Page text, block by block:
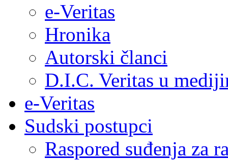
e-Veritas
Hronika
Autorski članci
D.I.C. Veritas u
e-Veritas
Sudski postupci
Raspored suđenja za